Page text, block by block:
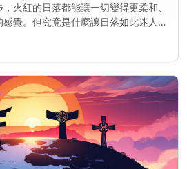
火紅的日落都能讓一切變得更柔和、
覺。但究竟是什麼讓日落如此迷人
我們內心深處的某些東西？ 主要見